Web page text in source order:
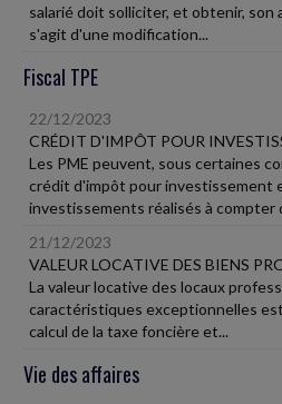
salarié doit solliciter, et obtenir, son
s'agit d'une modification...
Fiscal TPE
22/12/2023
CRÉDIT D'IMPÔT POUR
Les PME peuvent, sous certaines
crédit d'impôt pour investissement
investissements réalisés à compter
21/12/2023
VALEUR LOCATIVE DES BIENS
La valeur locative des locaux
caractéristiques exceptionnelles
calcul de la taxe foncière et...
Vie des affaires